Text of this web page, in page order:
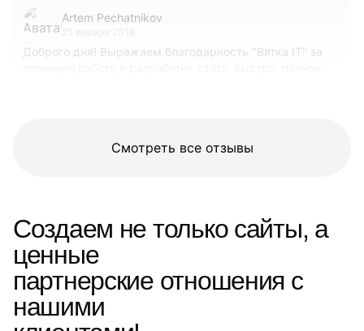
Artem Pechatnikov
Доброго дня! Выражаем благодарность "Вятка IT" за
Смотреть все отзывы
Создаем не только сайты, а
ценные
партнерские отношения с
нашими